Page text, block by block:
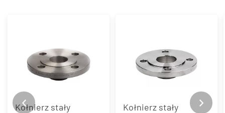
Kołnierz stały
Kołnierz stały